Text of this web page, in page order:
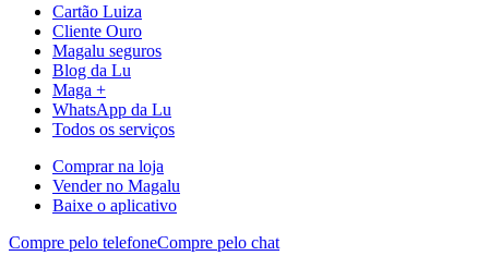
Cartão Luiza
Cliente Ouro
Magalu seguros
Blog da Lu
Maga +
WhatsApp da Lu
Todos os serviços
Comprar na loja
Vender no Magalu
Baixe o aplicativo
Compre pelo telefoneCompre pelo chat